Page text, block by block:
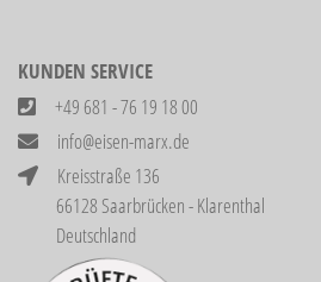
KUNDEN SERVICE
+49 681 - 76 19 18 00
info@eisen-marx.de
Kreisstraße 136
66128 Saarbrücken - Klarenthal
Deutschland